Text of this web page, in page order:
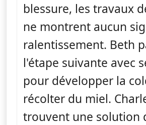
blessure, les travaux
ne montrent aucun
ralentissement. Beth
l'étape suivante avec
pour développer la
récolter du miel.
trouvent une solution